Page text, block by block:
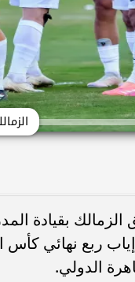
الزمالك
الدولي.